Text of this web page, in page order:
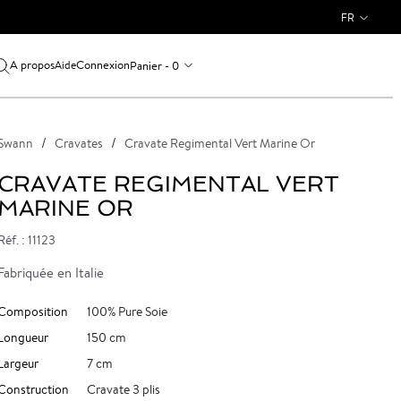
FR
A proposAideConnexionPanier - 0
Cravates Cravate Regimental Vert Marine Or
REGIMENTAL VERT
OR
: 11123
en Italie
100% Pure Soie
150 cm
7 cm
Cravate 3 plis